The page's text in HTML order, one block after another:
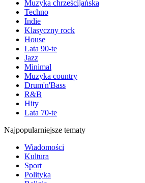
Muzyka chrześcijańska
Techno
Indie
Klasyczny rock
House
Lata 90-te
Jazz
Minimal
Muzyka country
Drum'n'Bass
R&B
Hity
Lata 70-te
Najpopularniejsze tematy
Wiadomości
Kultura
Sport
Polityka